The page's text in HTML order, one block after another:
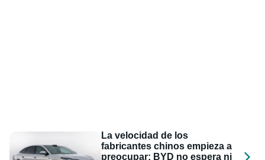
La velocidad de los
fabricantes chinos empieza a
preocupar: BYD no espera ni